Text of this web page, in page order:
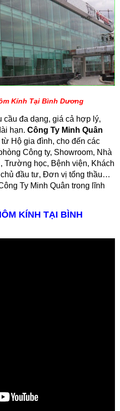
Kính Tại Bình Dương
đa dạng, giá cả hợp lý,
hạn. Công Ty Minh Quân
Hộ gia đình, cho đến các
Công ty, Showroom, Nhà
Trường học, Bệnh viện, Khách
đầu tư, Đơn vị tổng thầu…
Ty Minh Quân trong lĩnh
KÍNH TẠI BÌNH